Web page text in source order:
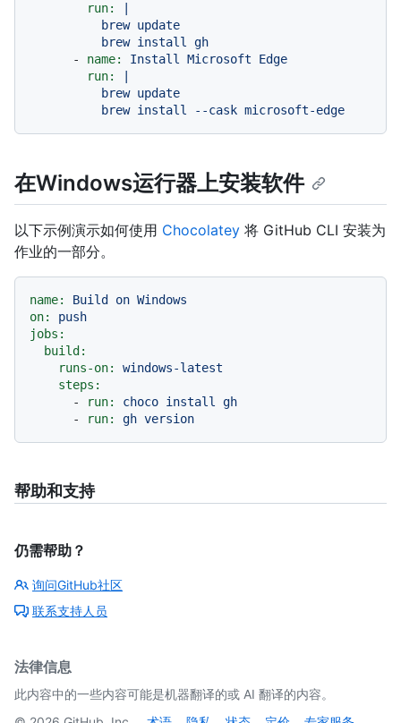
run:
-
name: Install Microsoft
Edge
run:
在Windows运行器上安装软件
以下示例演示如何使用 Chocolatey 将 GitHub CLI 安装为
作业的一部分。
name: Build on Windows
on:
push
jobs:
build:
runs-on:
windows-latest
steps:
-
run: choco install
gh
-
run: gh version
帮助和支持
仍需帮助？
询问GitHub社区
联系支持人员
法律信息
此内容中的一些内容可能是机器翻译的或 AI 翻译的内容。